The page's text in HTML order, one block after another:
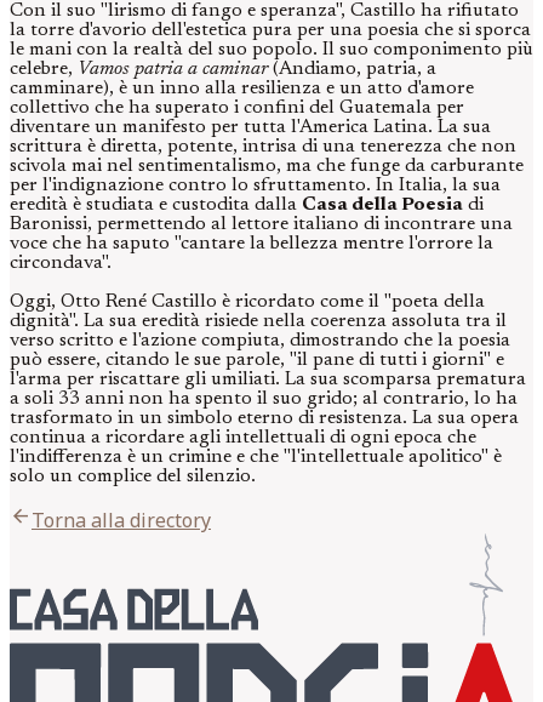
Con il suo "lirismo di fango e speranza", Castillo ha rifiutato
la torre d'avorio dell'estetica pura per una poesia che si sporca
le mani con la realtà del suo popolo. Il suo componimento più
celebre, Vamos patria a caminar(Andiamo, patria, a
camminare), è un inno alla resilienza e un atto d'amore
collettivo che ha superato i confini del Guatemala per
diventare un manifesto per tutta l'America Latina. La sua
scrittura è diretta, potente, intrisa di una tenerezza che non
scivola mai nel sentimentalismo, ma che funge da carburante
per l'indignazione contro lo sfruttamento. In Italia, la sua
eredità è studiata e custodita dalla Casa della Poesia di
Baronissi, permettendo al lettore italiano di incontrare una
voce che ha saputo "cantare la bellezza mentre l'orrore la
circondava".
Oggi, Otto René Castillo è ricordato come il "poeta della
dignità". La sua eredità risiede nella coerenza assoluta tra il
verso scritto e l'azione compiuta, dimostrando che la poesia
può essere, citando le sue parole, "il pane di tutti i giorni" e
l'arma per riscattare gli umiliati. La sua scomparsa prematura
a soli 33 anni non ha spento il suo grido; al contrario, lo ha
trasformato in un simbolo eterno di resistenza. La sua opera
continua a ricordare agli intellettuali di ogni epoca che
l'indifferenza è un crimine e che "l'intellettuale apolitico" è
solo un complice del silenzio.
arrow_backTorna alla directory